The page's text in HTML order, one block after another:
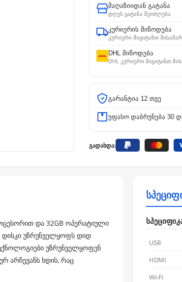
მაღაზიიდან გატანა
დღეს გატანა შეიძლება
კურიერის მიწოდება
კურიერი მიგიტანთ
DHL მიწოდება
DHL კურიერი მიგიტანთ
გარანტია 12 თვე
უფასო დაბრუნება 30
გადახდა:
და 32GB ოპერატიული
დისკი უზრუნველყოფს დიდ
უზრუნველყოფენ
არჩევანს ხდის, რაც
USB
HDMI
Wi-Fi